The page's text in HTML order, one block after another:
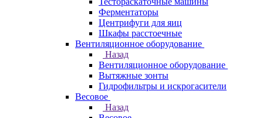
Ферментаторы
Центрифуги для яиц
Шкафы расстоечные
Вентиляционное оборудование
Назад
Вентиляционное оборудование
Вытяжные зонты
Гидрофильтры и искрогасители
Весовое
Назад